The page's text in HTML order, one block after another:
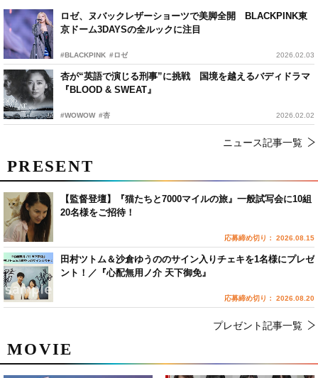
ロゼ、ヌバックレザーショーツで美脚全開 BLACKPINK東
京ドーム3DAYSの全ルックに注目
#BLACKPINK #ロゼ 2026.02.03
杏が“英語で演じる刑事”に挑戦 国境を越えるバディドラマ
『BLOOD & SWEAT』
#WOWOW #杏 2026.02.02
ニュース記事一覧
MOVIE
PRESENT
【監督登壇】『猫たちと7000マイルの旅』一般試写会に10組
20名様をご招待！
応募締め切り： 2026.08.15
田村ツトム＆沙倉ゆうののサイン入りチェキを1名様にプレゼ
ント！／『心配無用ノ介 天下御免』
応募締め切り： 2026.08.20
プレゼント記事一覧